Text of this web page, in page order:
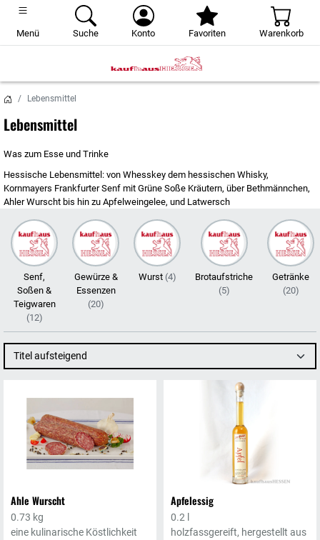
Menü Suche Konto Favoriten Warenkorb
Lebensmittel
Lebensmittel
Was zum Esse und Trinke
Hessische Lebensmittel: von Whesskey dem hessischen Whisky,
Kornmayers Frankfurter Senf mit Grüne Soße Kräutern, über Bethmännchen,
Ahler Wurscht bis hin zu Apfelweingelee, und Latwersch
Senf,
Soßen &
Teigwaren
(12)
Gewürze &
Essenzen
(20)
Wurst (4)
Brotaufstriche
(5)
Getränke
(20)
Titel aufsteigend
Ahle Wurscht
0.73 kg
eine kulinarische Köstlichkeit
Apfelessig
0.2 l
holzfassgereift, hergestellt aus